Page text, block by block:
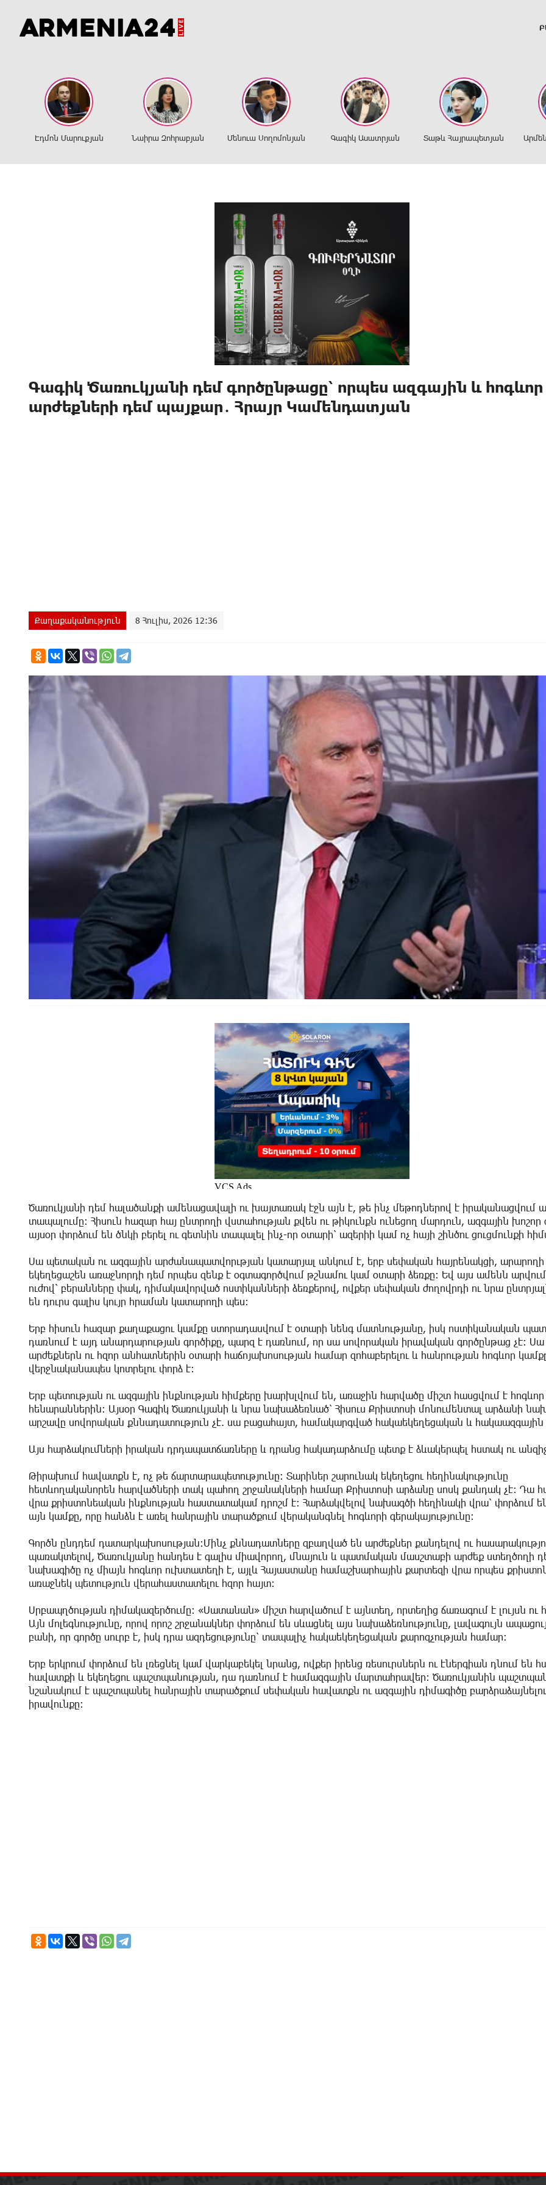
Էդմոն Մարուքյան Նաիրա Զոհրաբյան Մենուա Սողոմոնյան Գագիկ Ասատրյան Տաթև Հայրապետյան
Գագիկ Ծառուկյանի դեմ գործընթացը՝ որպես ազգային և հոգևոր
արժեքների դեմ պայքար․ Հրայր Կամենդատյան
Քաղաքականություն 8 Հուլիս, 2026 12:36
Ծառուկյանի դեմ հալածանքի ամենացավալի ու խայտառակ էջն այն է, թե ինչ մեթոդներով է իրականացվում
տապալումը։ Հիսուն հազար հայ ընտրողի վստահության քվեն ու թիկունքն ունեցող մարդուն, ազգային խոշոր
այսօր փորձում են ծնկի բերել ու գետնին տապալել ինչ-որ օտարի՝ ազերիի կամ ոչ հայի շինծու ցուցմունքի
Սա պետական ու ազգային արժանապատվորւթյան կատարյալ անկում է, երբ սեփական հայրենակցի, արարողի
եկեղեցաշեն առաջնորդի դեմ որպես զենք է օգտագործվում թշնամու կամ օտարի ձեռքը։ Եվ այս ամենն
ուժով՝ բերանները փակ, դիմակավորված ոստիկանների ձեռքերով, ովքեր սեփական ժողովրդի ու նրա
են դուրս գալիս կույր հրաման կատարողի պես։
Երբ հիսուն հազար քաղաքացու կամքը ստորադասվում է օտարի նենգ մատնությանը, իսկ ոստիկանական
դառնում է այդ անարդարության գործիքը, պարզ է դառնում, որ սա սովորական իրավական գործընթաց չէ։
արժեքներն ու հզոր անհատներին օտարի հաճոյախոսության համար զոհաբերելու և հանրության հոգևոր
վերջնականապես կոտրելու փորձ է։
Երբ պետության ու ազգային ինքնության հիմքերը խարխլվում են, առաջին հարվածը միշտ հասցվում է հոգևոր
հենարաններին։ Այսօր Գագիկ Ծառուկյանի և նրա նախաձեռնած՝ Հիսուս Քրիստոսի մոնումենտալ արձանի
արշավը սովորական քննադատություն չէ. սա բացահայտ, համակարգված հակաեկեղեցական և հակաազգային
Այս հարձակումների իրական դրդապատճառները և դրանց հակադարձումը պետք է ձևակերպել հստակ ու
Թիրախում հավատքն է, ոչ թե ճարտարապետությունը։ Տարիներ շարունակ եկեղեցու հեղինակությունը
հետևողականորեն հարվածների տակ պահող շրջանակների համար Քրիստոսի արձանը սոսկ քանդակ չէ։ Դա
վրա քրիստոնեական ինքնության հաստատակամ դրոշմ է։ Հարձակվելով նախագծի հեղինակի վրա՝ փորձում
այն կամքը, որը հանձն է առել հանրային տարածքում վերականգնել հոգևորի գերակայությունը։
Գործն ընդդեմ դատարկախոսության։Մինչ քննադատները զբաղված են արժեքներ քանդելով ու
պառակտելով, Ծառուկյանը հանդես է գալիս միավորող, մնայուն և պատմական մասշտաբի արժեք ստեղծողի
նախագիծը ոչ միայն հոգևոր ուխտատեղի է, այլև Հայաստանը համաշխարհային քարտեզի վրա որպես
առաջնեկ պետություն վերահաստատելու հզոր հայտ։
Սրբապղծության դիմակազերծումը։ «Սատանան» միշտ հարվածում է այնտեղ, որտեղից ճառագում է լույսն ու
Այն մոլեգնությունը, որով որոշ շրջանակներ փորձում են սևացնել այս նախաձեռնությունը, լավագույն
բանի, որ գործը սուրբ է, իսկ դրա ազդեցությունը՝ տապալիչ հակաեկեղեցական քարոզչության համար։
Երբ երկրում փորձում են լռեցնել կամ վարկաբեկել նրանց, ովքեր իրենց ռեսուրսներն ու էներգիան դնում են
հավատքի և եկեղեցու պաշտպանության, դա դառնում է համազգային մարտահրավեր։ Ծառուկյանին
նշանակում է պաշտպանել հանրային տարածքում սեփական հավատքն ու ազգային դիմագիծը բարձրաձայնելու
իրավունքը։